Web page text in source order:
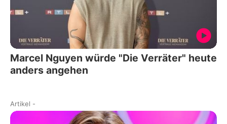
Marcel Nguyen würde "Die Verräter" heute
anders angehen
Artikel -